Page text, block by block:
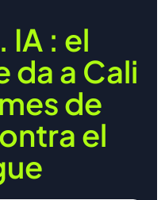
IA : el
da a Cali
de
el